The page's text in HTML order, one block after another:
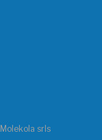
Molekola srls